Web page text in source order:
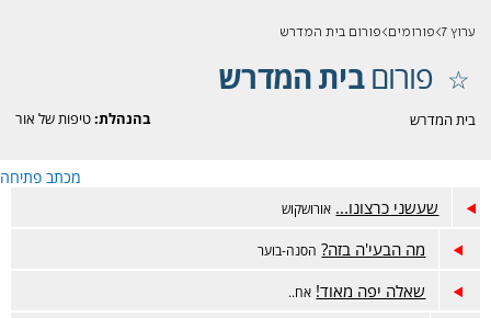
ערוץ 7 פורומים פורום בית המדרש
פורוםבית המדרש
בהנהלת:טיפות של אור בית המדרש
מכתב פתיחה
שעשני כרצונו... אורושקוש
מה הבעי'ה בזה? הסנה-בוער
שאלה יפה מאוד! אח..